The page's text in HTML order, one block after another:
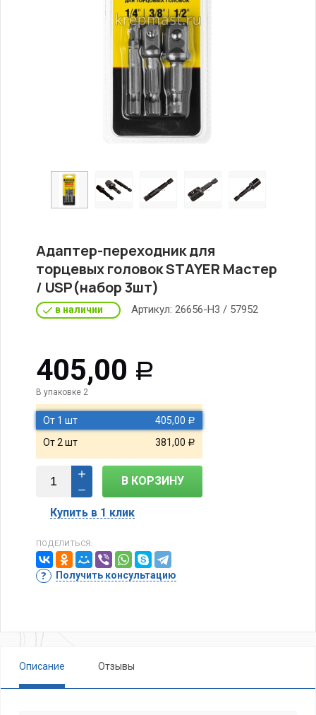
Адаптер-переходник для
торцевых головок STAYER Мастер
/ USP(набор 3шт)
в наличии Артикул: 26656-Н3 / 57952
405,00 Р
В упаковке 2
От 1 шт 405,00 Р
От 2 шт 381,00 Р
В КОРЗИНУ
Купить в 1 клик
ПОДЕЛИТЬСЯ:
Получить консультацию
Описание Отзывы